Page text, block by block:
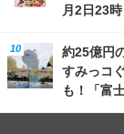
月2日23時
約25億円
すみっコ
も！「富